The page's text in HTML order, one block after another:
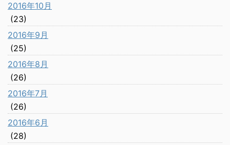
2016年10月
(23)
2016年9月
(25)
2016年8月
(26)
2016年7月
(26)
2016年6月
(28)